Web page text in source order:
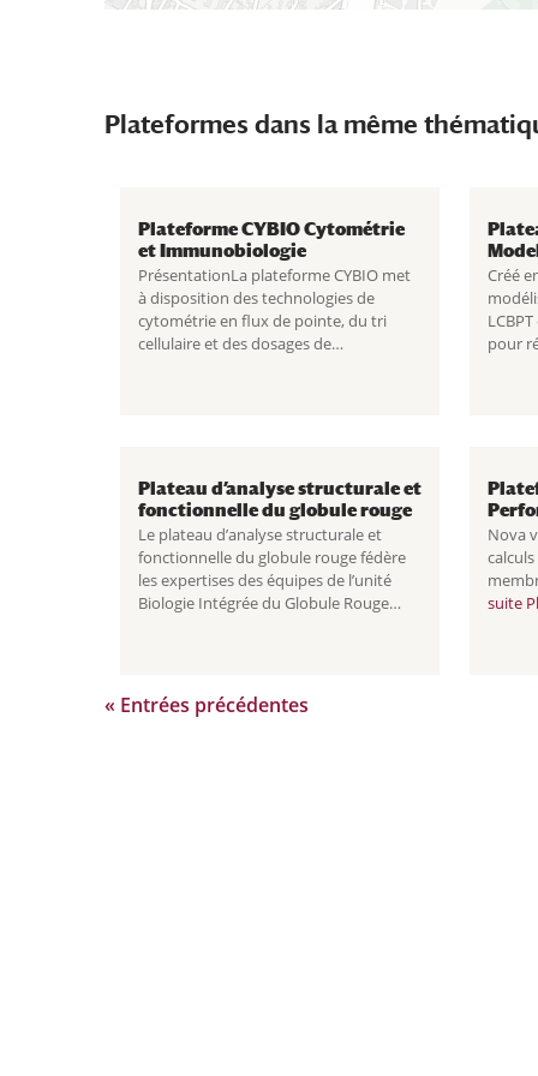
Plateformes dans la même
Plateforme CYBIO Cytométrie
et Immunobiologie
PrésentationLa plateforme CYBIO met
à disposition des technologies de
cytométrie en flux de pointe, du tri
cellulaire et des dosages de
Créé
pour
Plateau d’analyse structurale et
fonctionnelle du globule rouge
Le plateau d’analyse structurale et
fonctionnelle du globule rouge fédère
les expertises des équipes de l’unité
Biologie Intégrée du Globule Rouge
d’analyse
Nova
suite
« Entrées précédentes